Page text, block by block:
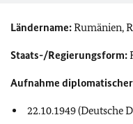
Ländername:Rumänien,
Staats-/Regierungsform:
Aufnahme
22.10.1949 (Deutsche